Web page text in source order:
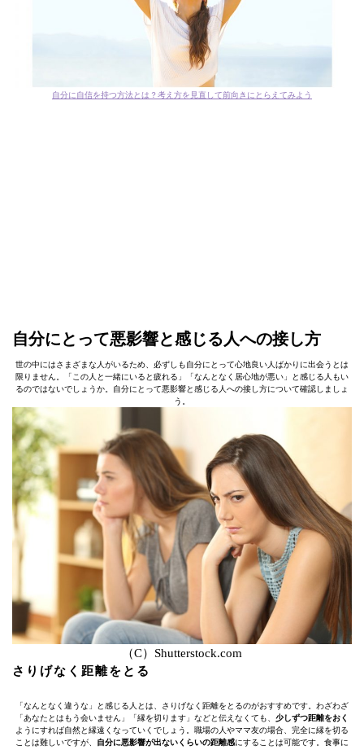
自分に自信を持つ方法とは？考え方を見直して前向きにとらえてみよう
自分にとって悪影響と感じる人への接し方
世の中にはさまざまな人がいるため、必ずしも自分にとって心地良い人ばかりに出会うとは
限りません。「この人と一緒にいると疲れる」「なんとなく居心地が悪い」と感じる人もい
るのではないでしょうか。自分にとって悪影響と感じる人への接し方について確認しましょ
う。
（C）Shutterstock.com
さりげなく距離をとる
「なんとなく違うな」と感じる人とは、さりげなく距離をとるのがおすすめです。わざわざ
「あなたとはもう会いません」「縁を切ります」などと伝えなくても、 少しずつ距離をおく
ようにすれば自然と縁遠くなっていくでしょう。職場の人やママ友の場合、完全に縁を切る
ことは難しいですが、 自分に悪影響が出ないくらいの距離感にすることは可能です。食事に